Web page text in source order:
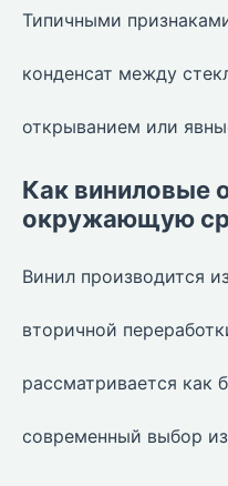
Типичными
конденсат между
открыванием или
Как виниловые
окружающую
Винил производится
вторичной
рассматривается как
современный выбор